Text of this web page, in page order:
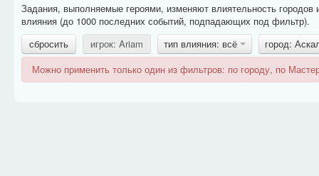
Задания, выполняемые героями, изменяют влиятельность
влияния (до 1000 последних событий, подпадающих под фильтр).
сбросить
игрок: Ariam тип влияния: всё
город:
Можно применить только один из фильтров: по городу, по